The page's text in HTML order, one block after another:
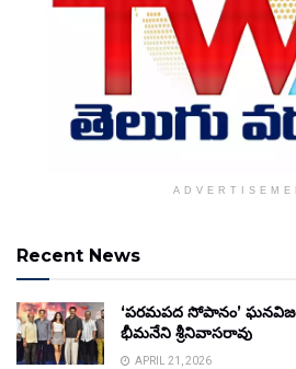
Recent News
‘పరమపద సోపానం’
భీమనేని శ్రీనివాసరావు
APRIL 21, 2026